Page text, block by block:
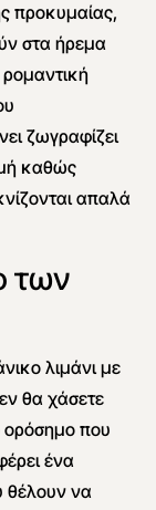
προκυμαίας,
στα ήρεμα
ζωγραφίζει
καθώς
απαλά
των
λιμάνι με
θα χάσετε
ορόσημο που
ένα
θέλουν να